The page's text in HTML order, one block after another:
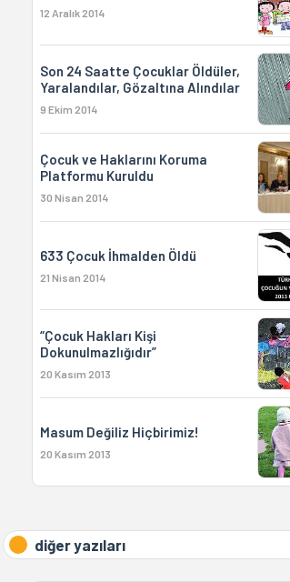
12 Aralık 2014
Son 24 Saatte Çocuklar Öldüler,
Yaralandılar, Gözaltına Alındılar
9 Ekim 2014
Çocuk ve Haklarını Koruma
Platformu Kuruldu
30 Nisan 2014
633 Çocuk İhmalden Öldü
21 Nisan 2014
“Çocuk Hakları Kişi
Dokunulmazlığıdır”
20 Kasım 2013
Masum Değiliz Hiçbirimiz!
20 Kasım 2013
diğer yazıları